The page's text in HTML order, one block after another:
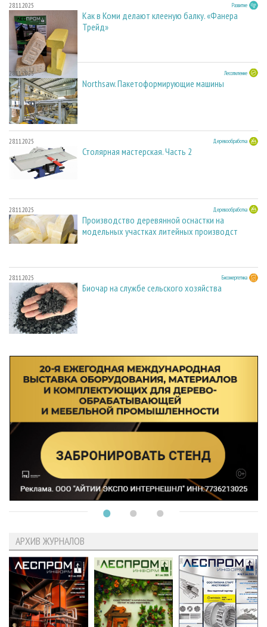
28.11.2025 Развитие
Как в Коми делают клееную балку. «Фанера
Трейд»
28.11.2025 Лесопиление
Northsaw. Пакетоформирующие машины
28.11.2025 Деревообработка
Столярная мастерская. Часть 2
28.11.2025 Деревообработка
Производство деревянной оснастки на
модельных участках литейных производст
28.11.2025 Биоэнергетика
Биочар на службе сельского хозяйства
АРХИВ ЖУРНАЛОВ